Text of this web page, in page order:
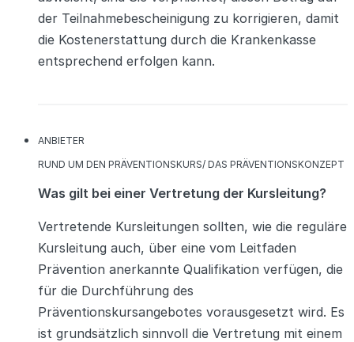
der Teilnahmebescheinigung zu korrigieren, damit
die Kostenerstattung durch die Krankenkasse
entsprechend erfolgen kann.
KATEGORIEN
ANBIETER
KATEGORIEN
RUND UM DEN PRÄVENTIONSKURS/ DAS PRÄVENTIONSKONZEPT
Was gilt bei einer Vertretung der Kursleitung?
Vertretende Kursleitungen sollten, wie die reguläre
Kursleitung auch, über eine vom Leitfaden
Prävention anerkannte Qualifikation verfügen, die
für die Durchführung des
Präventionskursangebotes vorausgesetzt wird. Es
ist grundsätzlich sinnvoll die Vertretung mit einem